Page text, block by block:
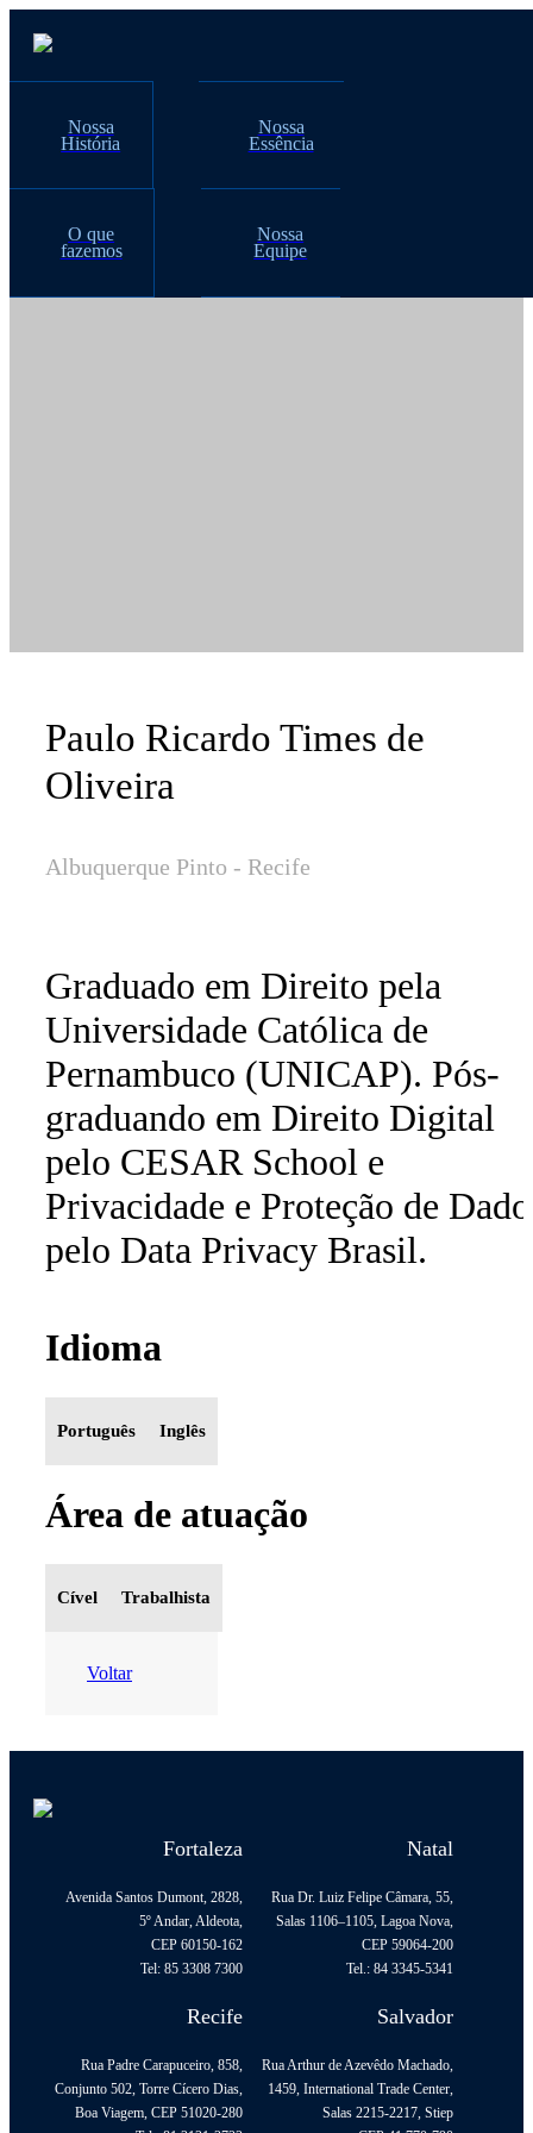
Nossa
História
Nossa
Essência
O que
fazemos
Nossa
Equipe
Paulo Ricardo Times de
Oliveira
Albuquerque Pinto - Recife
Graduado em Direito pela
Universidade Católica de
Pernambuco (UNICAP). Pós-
graduando em Direito Digital
pelo CESAR School e
Privacidade e Proteção de
pelo Data Privacy Brasil.
Idioma
Português Inglês
Área de atuação
Cível Trabalhista
Voltar
Fortaleza
Avenida Santos Dumont, 2828,
5º Andar, Aldeota,
CEP 60150-162
Tel: 85 3308 7300
Natal
Rua Dr. Luiz Felipe Câmara, 55,
Salas 1106–1105, Lagoa Nova,
CEP 59064-200
Tel.: 84 3345-5341
Recife
Rua Padre Carapuceiro, 858,
Conjunto 502, Torre Cícero Dias,
Boa Viagem, CEP 51020-280
Salvador
Rua Arthur de Azevêdo Machado,
1459, International Trade Center,
Salas 2215-2217, Stiep